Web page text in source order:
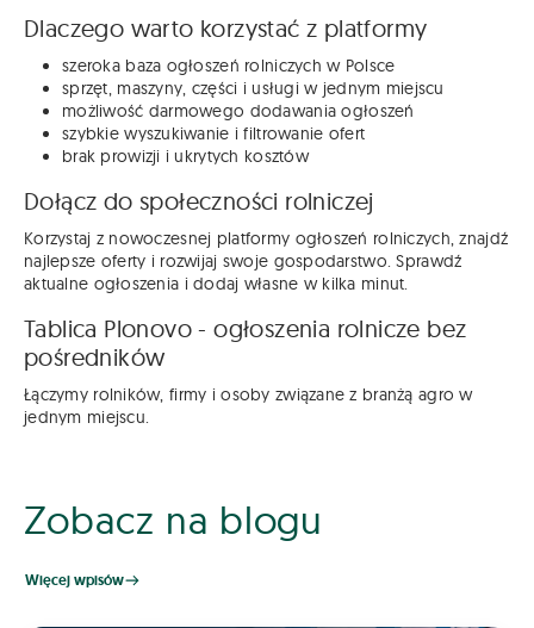
Dlaczego warto korzystać z platformy
szeroka baza ogłoszeń rolniczych w Polsce
sprzęt, maszyny, części i usługi w jednym miejscu
możliwość darmowego dodawania ogłoszeń
szybkie wyszukiwanie i filtrowanie ofert
brak prowizji i ukrytych kosztów
Dołącz do społeczności rolniczej
Korzystaj z nowoczesnej platformy ogłoszeń rolniczych, znajdź
najlepsze oferty i rozwijaj swoje gospodarstwo. Sprawdź
aktualne ogłoszenia i dodaj własne w kilka minut.
Tablica Plonovo - ogłoszenia rolnicze bez
pośredników
Łączymy rolników, firmy i osoby związane z branżą agro w
jednym miejscu.
Zobacz na blogu
Więcej wpisów